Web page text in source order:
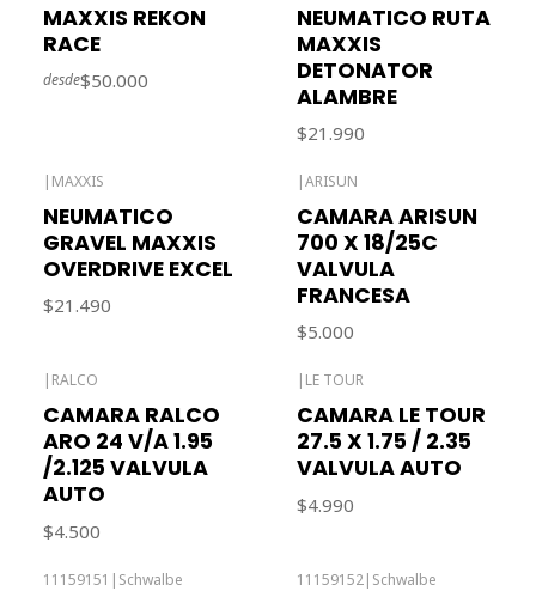
MAXXIS REKON
RACE
desde$50.000
NEUMATICO RUTA
MAXXIS
DETONATOR
ALAMBRE
$21.990
| MAXXIS
NEUMATICO
GRAVEL MAXXIS
OVERDRIVE EXCEL
$21.490
|ARISUN
CAMARA ARISUN
700 X 18/25C
VALVULA
FRANCESA
$5.000
| RALCO
CAMARA RALCO
ARO 24 V/A 1.95
/2.125 VALVULA
AUTO
$4.500
| LE TOUR
CAMARA LE TOUR
27.5 X 1.75 / 2.35
VALVULA AUTO
$4.990
11159151 | Schwalbe 11159152| Schwalbe